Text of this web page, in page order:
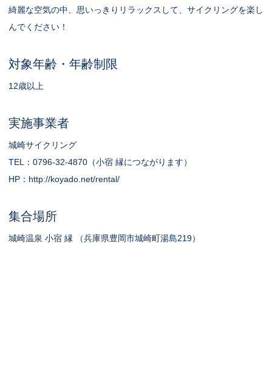
綺麗な空気の中、思いっきりリラックスして、サイクリングを楽し
んでください！
対象年齢・年齢制限
12歳以上
実施事業者
城崎サイクリング
TEL：0796-32-4870（小宿 縁につながります）
HP： http://koyado.net/rental/
集合場所
城崎温泉 小宿 縁 （兵庫県豊岡市城崎町湯島219）